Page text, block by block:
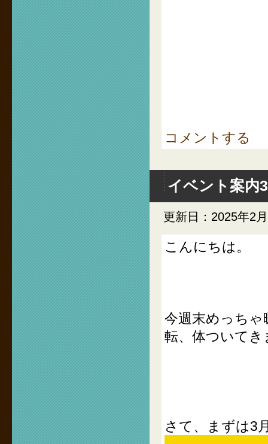
コメントする
イベント案内
更新日：2025年2
こんにちは。
今週末めっち
転、体ついて
さて、まずは3